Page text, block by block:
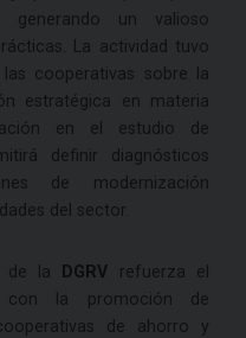
generando un valioso
La actividad tuvo
cooperativas sobre la
estratégica en materia
en el estudio de
definir diagnósticos
de modernización
del sector.
de la
DGRV refuerza el
con la promoción de
de ahorro y